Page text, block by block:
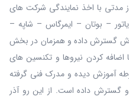
با اخذ نمایندگی شرکت های
– بوتان – ایمرگاس – شاپه –
گسترش داده و همزمان در بخش
کردن نیروها و تکنسین های
آموزش دیده و مدرک فنی گرفته
گسترش داده است. از این رو آذر